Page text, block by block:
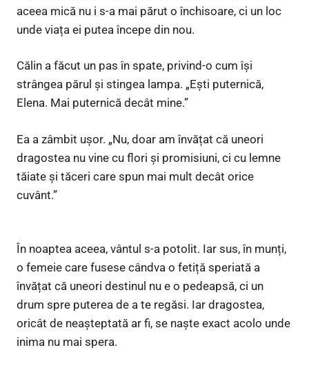
aceea mică nu i s-a mai părut o închisoare, ci un loc
unde viața ei putea începe din nou.
Călin a făcut un pas în spate, privind-o cum își
strângea părul și stingea lampa. „Ești puternică,
Elena. Mai puternică decât mine.”
Ea a zâmbit ușor. „Nu, doar am învățat că uneori
dragostea nu vine cu flori și promisiuni, ci cu lemne
tăiate și tăceri care spun mai mult decât orice
cuvânt.”
În noaptea aceea, vântul s-a potolit. Iar sus, în munți,
o femeie care fusese cândva o fetiță speriată a
învățat că uneori destinul nu e o pedeapsă, ci un
drum spre puterea de a te regăsi. Iar dragostea,
oricât de neașteptată ar fi, se naște exact acolo unde
inima nu mai spera.